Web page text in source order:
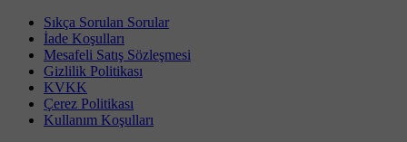
Sıkça Sorulan Sorular
İade Koşulları
Mesafeli Satış Sözleşmesi
Gizlilik Politikası
KVKK
Çerez Politikası
Kullanım Koşulları